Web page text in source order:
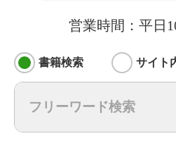
営業時間：平日
書籍検索 サイト